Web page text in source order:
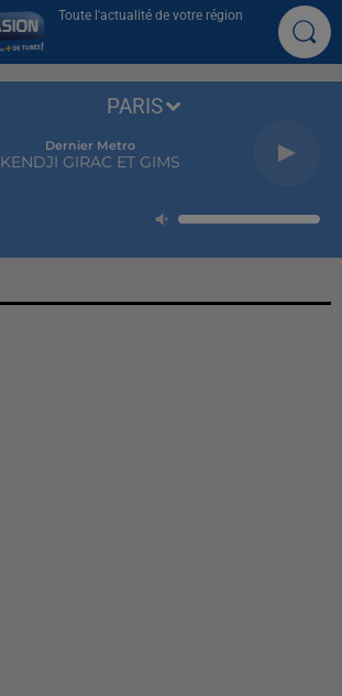
Toute l'actualité de votre région
Dernier Metro
KENDJI GIRAC ET GIMS
PARIS